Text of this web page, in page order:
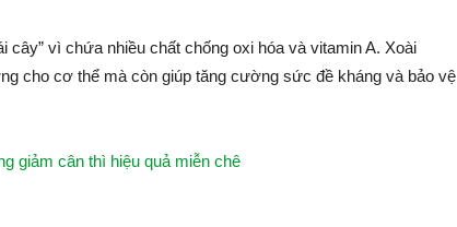
cây” vì chứa nhiều chất chống oxi hóa và vitamin A. Xoài
cho cơ thể mà còn giúp tăng cường sức đề kháng và bảo vệ
giảm cân thì hiệu quả miễn chê